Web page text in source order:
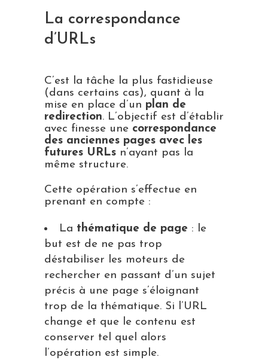
La correspondance
d’URLs
C’est la tâche la plus fastidieuse
(dans certains cas), quant à la
mise en place d’un plan de
redirection. L’objectif est d’établir
avec finesse une correspondance
des anciennes pages avec les
futures URLs n’ayant pas la
même structure.
Cette opération s’effectue en
prenant en compte :
La thématique de page : le
but est de ne pas trop
déstabiliser les moteurs de
rechercher en passant d’un sujet
précis à une page s’éloignant
trop de la thématique. Si l’URL
change et que le contenu est
conserver tel quel alors
l’opération est simple.